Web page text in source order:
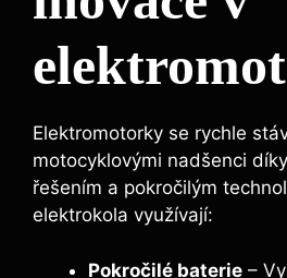
Elektromotorky se rychle
motocyklovými nadšenci
řešením a pokročilým
elektrokola využívají:
Pokročilé baterie –